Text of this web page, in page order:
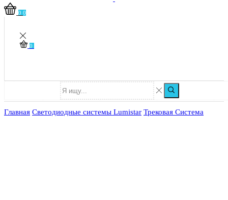
0 0
0
Главная Светодиодные системы Lumistar Трековая Система